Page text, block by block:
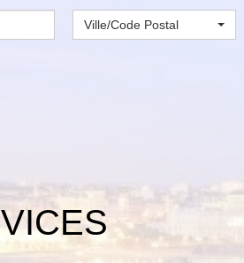
Ville/Code Postal